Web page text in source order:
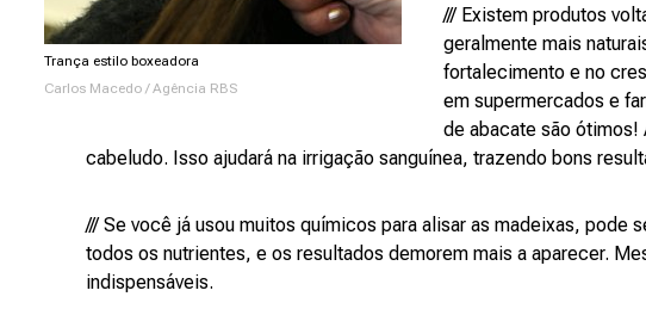
Trança estilo boxeadora
Carlos Macedo / Agência RBS
/// Existem produtos
geralmente mais
fortalecimento e no
em supermercados e
de abacate são
cabeludo. Isso ajudará na irrigação sanguínea, trazendo bons
/// Se você já usou muitos químicos para alisar as madeixas, pode
todos os nutrientes, e os resultados demorem mais a aparecer.
indispensáveis.